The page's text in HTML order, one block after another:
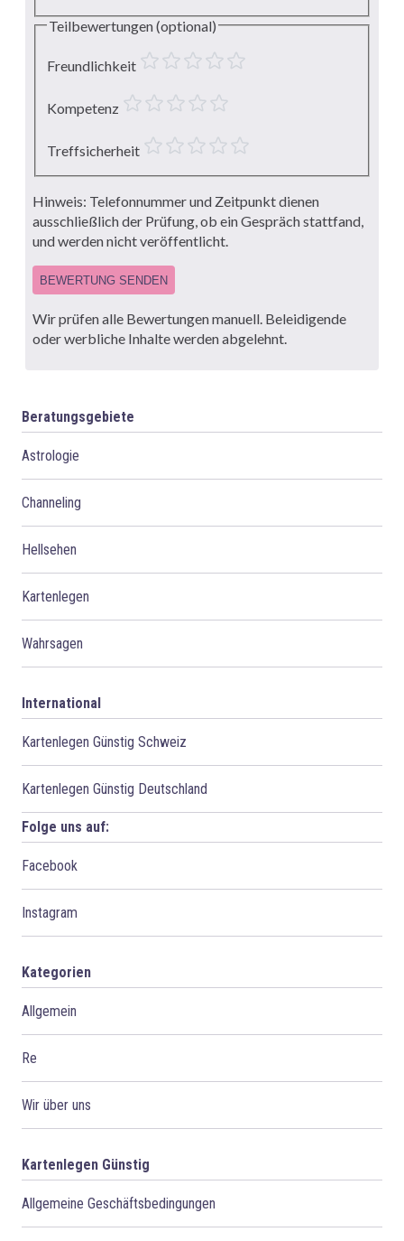
Teilbewertungen (optional)
Freundlichkeit
Kompetenz
Treffsicherheit
Hinweis: Telefonnummer und Zeitpunkt dienen
ausschließlich der Prüfung, ob ein Gespräch stattfand,
und werden nicht veröffentlicht.
BEWERTUNG SENDEN
Wir prüfen alle Bewertungen manuell. Beleidigende
oder werbliche Inhalte werden abgelehnt.
Beratungsgebiete
Astrologie
Channeling
Hellsehen
Kartenlegen
Wahrsagen
International
Kartenlegen Günstig Schweiz
Kartenlegen Günstig Deutschland
Folge uns auf:
Facebook
Instagram
Kategorien
Allgemein
Re
Wir über uns
Kartenlegen Günstig
Allgemeine Geschäftsbedingungen